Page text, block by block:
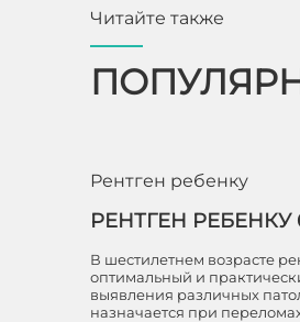
Читайте также
Рентген ребенку
РЕНТГЕН РЕБЕНКУ
В шестилетнем возрасте
оптимальный и
выявления различных
назначается при